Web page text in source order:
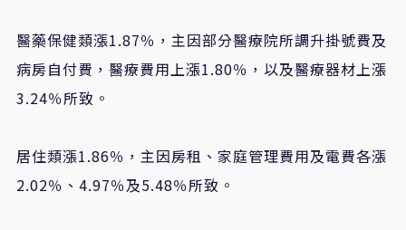
醫藥保健類漲1.87％，主因部分醫療院所調升掛號費及
病房自付費，醫療費用上漲1.80％，以及醫療器材上漲
3.24％所致。
居住類漲1.86％，主因房租、家庭管理費用及電費各漲
2.02％、4.97％及5.48％所致。